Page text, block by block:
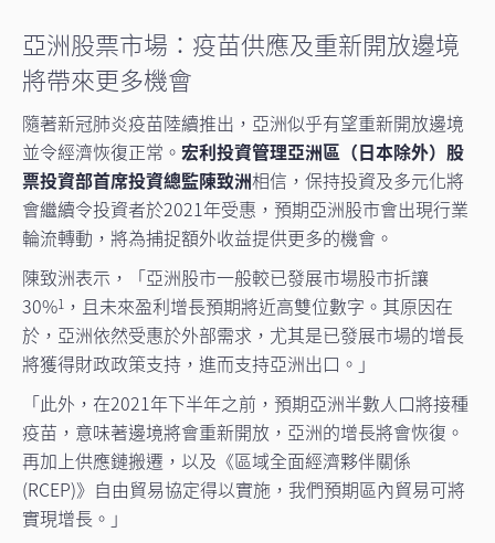
亞洲股票市場：疫苗供應及重新開放邊境
將帶來更多機會
隨著新冠肺炎疫苗陸續推出，亞洲似乎有望重新開放邊境
並令經濟恢復正常。 宏利投資管理亞洲區（日本除外）股
票投資部首席投資總監陳致洲相信，保持投資及多元化將
會繼續令投資者於2021年受惠，預期亞洲股市會出現行業
輪流轉動，將為捕捉額外收益提供更多的機會。
陳致洲表示，「亞洲股市一般較已發展市場股市折讓
30%1 ，且未來盈利增長預期將近高雙位數字。其原因在
於，亞洲依然受惠於外部需求，尤其是已發展市場的增長
將獲得財政政策支持，進而支持亞洲出口。」
「此外，在2021年下半年之前，預期亞洲半數人口將接種
疫苗，意味著邊境將會重新開放，亞洲的增長將會恢復。
再加上供應鏈搬遷，以及《區域全面經濟夥伴關係
(RCEP)》自由貿易協定得以實施，我們預期區內貿易可將
實現增長。」